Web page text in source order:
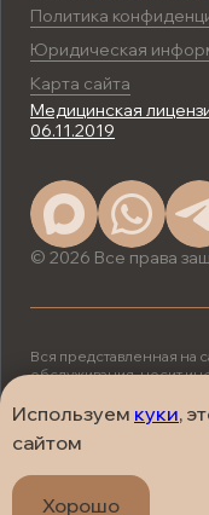
Используем куки,
сайтом
Хорошо
Политика
Юридическая
Карта сайта
Медицинская
06.11.2019
© 2026 Все права
Вся представленная на
обслуживания, носит
публичной офертой,
РФ.
ИМЕЮТСЯ
СПЕЦИАЛИСТА.